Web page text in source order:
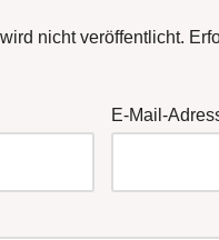
nicht veröffentlicht.
E-Mail-